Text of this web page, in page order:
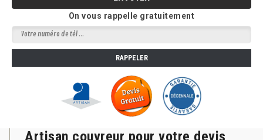
On vous rappelle gratuitement
Artisan couvreur pour votre devis